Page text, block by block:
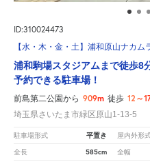
ID:310024473
【水・木・金・土】浦和原山ナカム
浦和駒場スタジアムまで徒歩8
予約できる駐車場！
前島第二公園から 909m 徒歩 12～
埼玉県さいたま市緑区原山1-13-5
駐車場形式 平置き 屋内外形
全長 585cm 全幅